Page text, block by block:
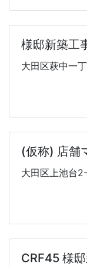
様邸新築工
大田区萩中一
(仮称) 店舗
大田区上池台
CRF45 様